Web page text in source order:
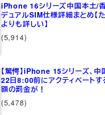
iPhone 16シリーズ中国本土/
デュアルSIM仕様詳細まとめ【
よりも詳しい】
(5,914)
【驚愕】iPhone 15シリーズ、
22日8:00前にアクティベート
額の罰金が！
(5,478)